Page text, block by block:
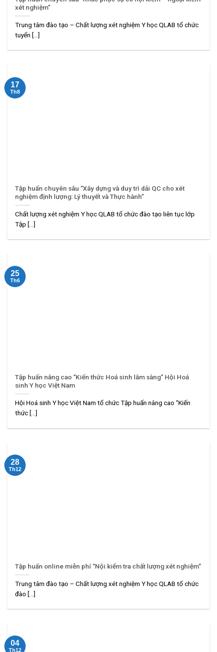
xét nghiệm”
Trung tâm đào tạo – Chất lượng xét nghiệm Y học QLAB tổ chức
tuyển [...]
Tập huấn chuyên sâu “Xây dựng và duy trì dải QC cho xét
nghiệm định lượng: Lý thuyết và Thực hành”
Chất lượng xét nghiệm Y học QLAB tổ chức đào tạo liên tục lớp
Tập [...]
17
Th8
Tập huấn nâng cao “Kiến thức Hoá sinh lâm sàng” Hội Hoá
sinh Y học Việt Nam
Hội Hoá sinh Y học Việt Nam tổ chức Tập huấn nâng cao “Kiến
thức [...]
25
Th6
Tập huấn online miễn phí “Nội kiểm tra chất lượng xét nghiệm”
Trung tâm đào tạo – Chất lượng xét nghiệm Y học QLAB tổ chức
đào [...]
28
Th12
04
Th12